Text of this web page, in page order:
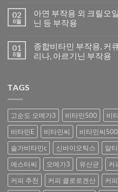
02
8월
아연 부작용 외 크릴오
닌 등 부작용
01
8월
종합비타민 부작용, 커
리나, 아르기닌 부작용
TAGS
고순도 오메가3 비타민500 비
비타민E
비타민씨 비타민씨
솔가비타민c
신바이오틱스 알
에스터씨
오메가3 유산균 커
커피 추천
커피 클로로겐산 커